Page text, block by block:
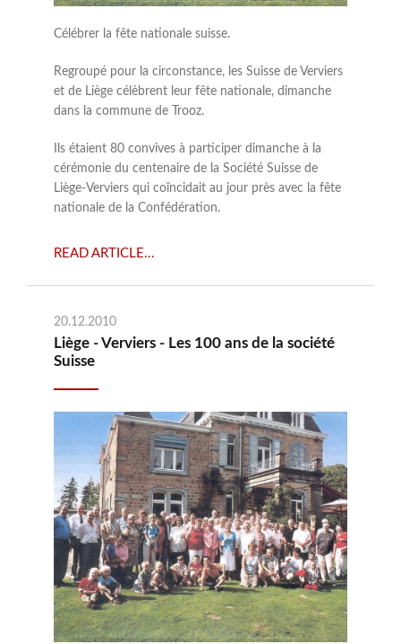
Célébrer la fête nationale suisse.
Regroupé pour la circonstance, les Suisse de Verviers
et de Liège célèbrent leur fête nationale, dimanche
dans la commune de Trooz.
Ils étaient 80 convives à participer dimanche à la
cérémonie du centenaire de la Société Suisse de
Liège-Verviers qui coïncidait au jour près avec la fête
nationale de la Confédération.
READ ARTICLE...
20.12.2010
Liège - Verviers - Les 100 ans de la société
Suisse